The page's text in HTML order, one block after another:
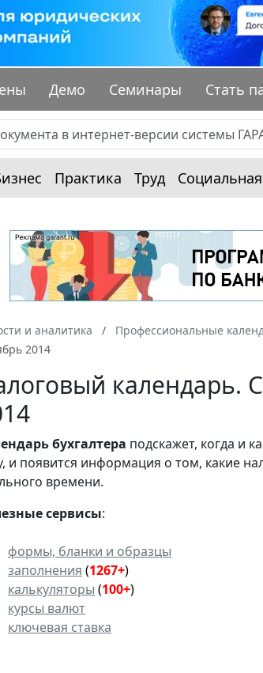
Демо Семинары Стать
Практика Труд
и аналитика Профессиональные
2014
календарь.
бухгалтера подскажет, когда и
и появится информация о том, какие
времени.
сервисы:
формы, бланки и образцы
заполнения (1267+)
калькуляторы (100+)
курсы валют
ключевая ставка